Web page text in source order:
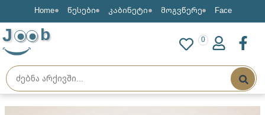
Home წესები კაბინეტი მოგვწერე Face
J b 0